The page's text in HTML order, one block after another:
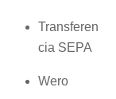
Transferen
cia SEPA
Wero